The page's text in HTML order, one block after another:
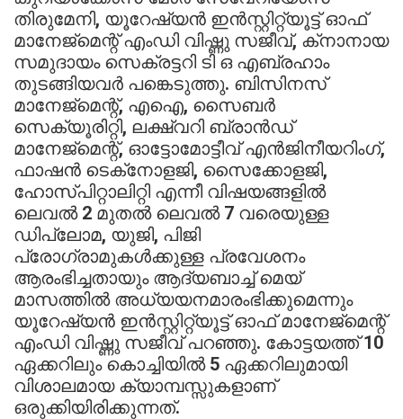
തിരുമേനി, യൂറേഷ്യന്‍ ഇന്‍സ്റ്റിറ്റ്യൂട്ട് ഓഫ്
മാനേജ്‌മെന്റ് എംഡി വിഷ്ണു സജീവ്, ക്‌നാനായ
സമുദായം സെക്രട്ടറി ടി ഒ എബ്രഹാം
തുടങ്ങിയവര്‍ പങ്കെടുത്തു. ബിസിനസ്
മാനേജ്‌മെന്റ്, എഐ, സൈബര്‍
സെക്യൂരിറ്റി, ലക്ഷ്വറി ബ്രാന്‍ഡ്
മാനേജ്‌മെന്റ്, ഓട്ടോമോട്ടീവ് എന്‍ജിനീയറിംഗ്,
ഫാഷന്‍ ടെക്‌നോളജി, സൈക്കോളജി,
ഹോസ്പിറ്റാലിറ്റി എന്നീ വിഷയങ്ങളില്‍
ലെവല്‍ 2 മുതല്‍ ലെവല്‍ 7 വരെയുള്ള
ഡിപ്ലോമ, യുജി, പിജി
പ്രോഗ്രാമുകള്‍ക്കുള്ള പ്രവേശനം
ആരംഭിച്ചതായും ആദ്യബാച്ച് മെയ്
മാസത്തില്‍ അധ്യയനമാരംഭിക്കുമെന്നും
യൂറേഷ്യന്‍ ഇന്‍സ്റ്റിറ്റ്യൂട്ട് ഓഫ് മാനേജ്‌മെന്റ്
എംഡി വിഷ്ണു സജീവ് പറഞ്ഞു. കോട്ടയത്ത് 10
ഏക്കറിലും കൊച്ചിയില്‍ 5 ഏക്കറിലുമായി
വിശാലമായ ക്യാമ്പസ്സുകളാണ്
ഒരുക്കിയിരിക്കുന്നത്.